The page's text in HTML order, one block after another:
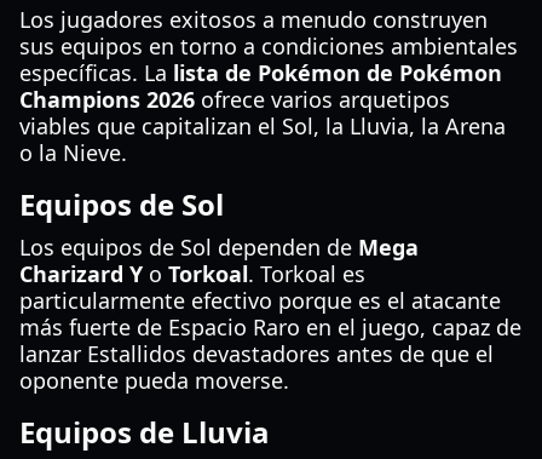
Los jugadores exitosos a menudo construyen
sus equipos en torno a condiciones ambientales
específicas. La lista de Pokémon de Pokémon
Champions 2026 ofrece varios arquetipos
viables que capitalizan el Sol, la Lluvia, la Arena
o la Nieve.
Equipos de Sol
Los equipos de Sol dependen de Mega
Charizard Y o Torkoal. Torkoal es
particularmente efectivo porque es el atacante
más fuerte de Espacio Raro en el juego, capaz de
lanzar Estallidos devastadores antes de que el
oponente pueda moverse.
Equipos de Lluvia